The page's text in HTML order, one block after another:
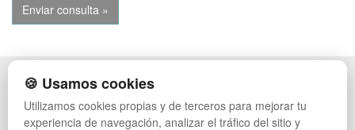
POLÍTICA DE PRIVACIDAD
CONDICIONES DE USO
CAMBIOS Y DEVOLUCIONES
PALETS DE PLÁSTICO
MANUTENCIÓN
🍪 Usamos cookies
Utilizamos cookies propias y de terceros para mejorar tu
experiencia de navegación, analizar el tráfico del sitio y